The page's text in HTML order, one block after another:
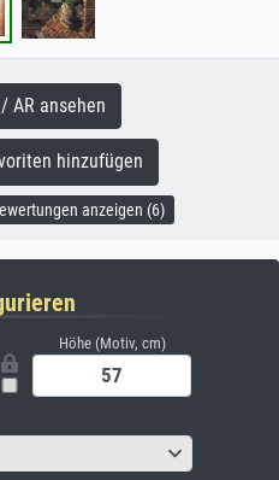
AR ansehen
hinzufügen
anzeigen (6)
Höhe (Motiv, cm)